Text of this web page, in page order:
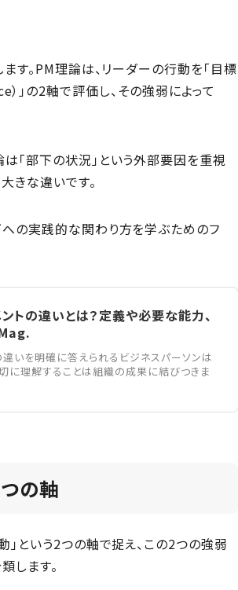
す。PM理論は、リーダーの行動を「目標
」の2軸で評価し、その強弱によって
「部下の状況」という外部要因を重視
きな違いです。
の実践的な関わり方を学ぶためのフ
トの違いとは？定義や必要な能力、
違いを明確に答えられるビジネスパーソンは
に理解することは組織の成果に結びつきま
の軸
という2つの軸で捉え、この2つの強弱
します。